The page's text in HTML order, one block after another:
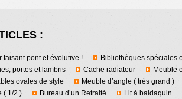
:
faisant pont et évolutive !
Bibliothèques spéciales
portes et lambris Cache radiateur
Meuble
ovales de style
Meuble d’angle ( trés grand )
( 1/2 )
Bureau d’un Retraité
Lit à baldaquin